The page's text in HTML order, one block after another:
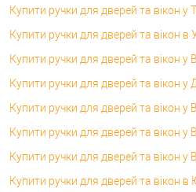
Купити ручки для дверей та вікон у
Купити ручки для дверей та вікон в
Купити ручки для дверей та вікон у
Купити ручки для дверей та вікон у
Купити ручки для дверей та вікон у
Купити ручки для дверей та вікон у
Купити ручки для дверей та вікон у
Купити ручки для дверей та вікон